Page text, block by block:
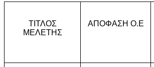
ΤΙΤΛΟΣ
ΜΕΛΕΤΗΣ
ΑΠΟΦΑΣΗ Ο.Ε